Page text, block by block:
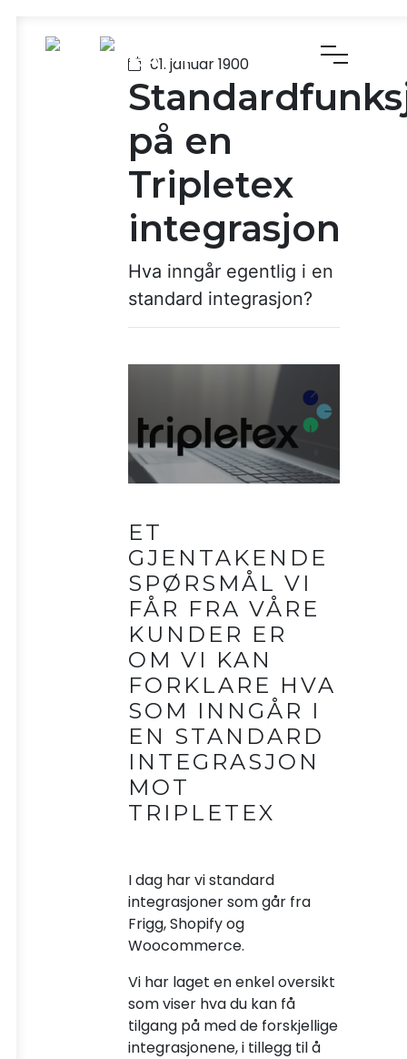
01. januar 1900
på en
Tripletex
integrasjon
Hva inngår egentlig i en
standard integrasjon?
ET
GJENTAKENDE
SPØRSMÅL VI
FÅR FRA VÅRE
KUNDER ER
OM VI KAN
FORKLARE HVA
SOM INNGÅR I
EN STANDARD
INTEGRASJON
MOT
TRIPLETEX
I dag har vi standard
integrasjoner som går fra
Frigg, Shopify og
Woocommerce.
Vi har laget en enkel oversikt
som viser hva du kan få
tilgang på med de forskjellige
integrasjonene, i tillegg til å